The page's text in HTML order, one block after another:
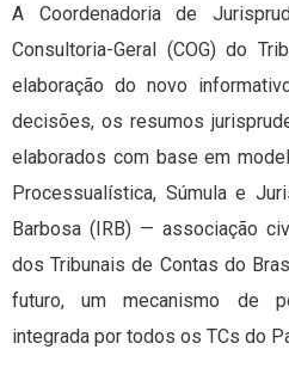
A Coordenadoria de
Consultoria-Geral (COG) do
elaboração do novo
decisões, os resumos
elaborados com base em
Processualística, Súmula e
Barbosa (IRB) — associação
dos Tribunais de Contas do
futuro, um mecanismo de
integrada por todos os TCs do